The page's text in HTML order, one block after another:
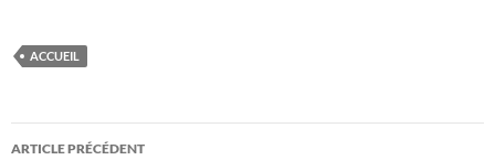
ACCUEIL
Navigation
ARTICLE PRÉCÉDENT